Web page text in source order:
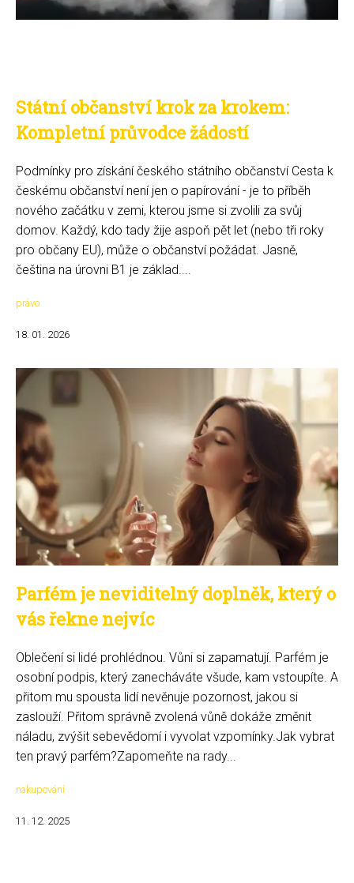
Státní občanství krok za krokem:
Kompletní průvodce žádostí
Podmínky pro získání českého státního občanství Cesta k
českému občanství není jen o papírování - je to příběh
nového začátku v zemi, kterou jsme si zvolili za svůj
domov. Každý, kdo tady žije aspoň pět let (nebo tři roky
pro občany EU), může o občanství požádat. Jasně,
čeština na úrovni B1 je základ....
právo
18. 01. 2026
Parfém je neviditelný doplněk, který o
vás řekne nejvíc
Oblečení si lidé prohlédnou. Vůni si zapamatují. Parfém je
osobní podpis, který zanecháváte všude, kam vstoupíte. A
přitom mu spousta lidí nevěnuje pozornost, jakou si
zaslouží. Přitom správně zvolená vůně dokáže změnit
náladu, zvýšit sebevědomí i vyvolat vzpomínky.Jak vybrat
ten pravý parfém?Zapomeňte na rady...
nakupování
11. 12. 2025